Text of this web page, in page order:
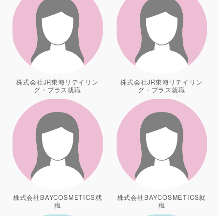
株式会社JR東海リテイリン
グ・プラス就職
株式会社JR東海リテイリン
グ・プラス就職
株式会社BAYCOSMETICS就
職
株式会社BAYCOSMETICS就
職